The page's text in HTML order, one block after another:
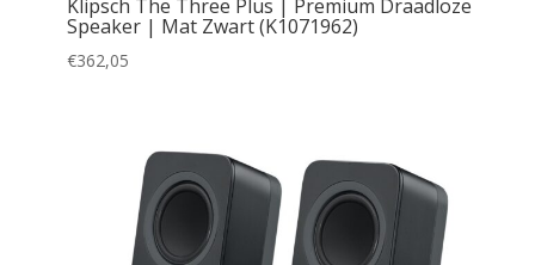
Klipsch The Three Plus | Premium Draadloze
Speaker | Mat Zwart (K1071962)
€362,05